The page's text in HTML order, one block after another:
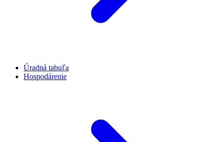
Úradná tabuľa
Hospodárenie